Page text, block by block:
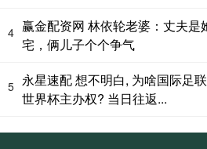
4 赢金配资网 林依轮老婆：丈夫
宅，俩儿子个个争气
5 永星速配 想不明白, 为啥国际足
世界杯主办权? 当日往返...